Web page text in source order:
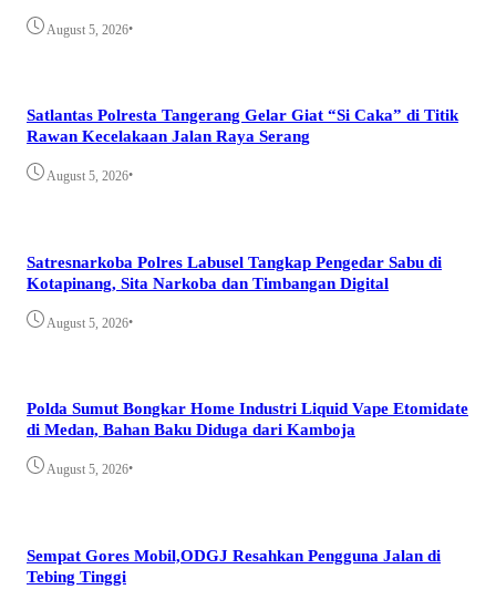
August 5, 2026•
Satlantas Polresta Tangerang Gelar Giat “Si Caka” di Titik
Rawan Kecelakaan Jalan Raya Serang
August 5, 2026•
Satresnarkoba Polres Labusel Tangkap Pengedar Sabu di
Kotapinang, Sita Narkoba dan Timbangan Digital
August 5, 2026•
Polda Sumut Bongkar Home Industri Liquid Vape Etomidate
di Medan, Bahan Baku Diduga dari Kamboja
August 5, 2026•
Sempat Gores Mobil,ODGJ Resahkan Pengguna Jalan di
Tebing Tinggi